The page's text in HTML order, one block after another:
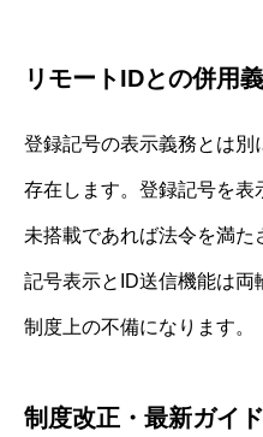
リモートIDとの併用
登録記号の表示義務とは別
存在します。登録記号を
未搭載であれば法令を満
記号表示とID送信機能は両
制度上の不備になります。
制度改正・最新ガイ